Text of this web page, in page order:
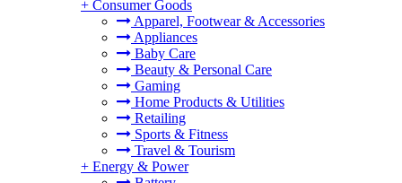
+ Consumer Goods
Apparel, Footwear & Accessories
Appliances
Baby Care
Beauty & Personal Care
Gaming
Home Products & Utilities
Retailing
Sports & Fitness
Travel & Tourism
+ Energy & Power